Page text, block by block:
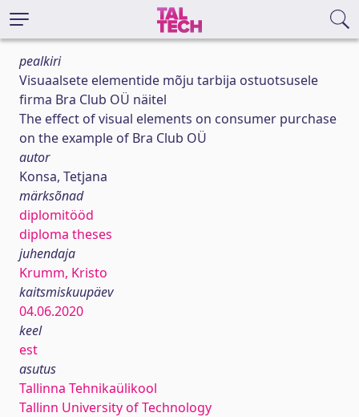
pealkiri
Visuaalsete elementide mõju tarbija ostuotsusele
firma Bra Club OÜ näitel
The effect of visual elements on consumer purchase
on the example of Bra Club OÜ
autor
Konsa, Tetjana
märksõnad
diplomitööd
diploma theses
juhendaja
Krumm, Kristo
kaitsmiskuupäev
04.06.2020
keel
est
asutus
Tallinna Tehnikaülikool
Tallinn University of Technology